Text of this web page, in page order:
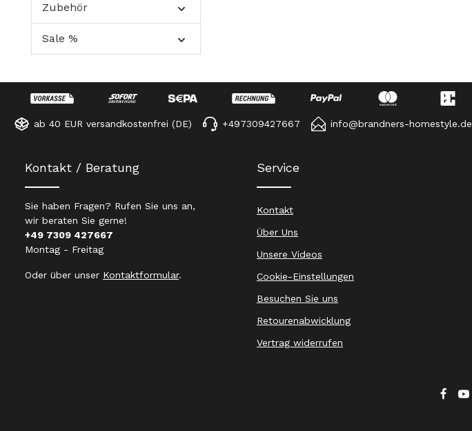
Zubehör
Sale %
ab 40 EUR versandkostenfrei (DE) +497309427667 info@brandners-homestyle.de
Kontakt / Beratung
Sie haben Fragen? Rufen Sie uns an,
wir beraten Sie gerne!
+49 7309 427667
Montag - Freitag
Oder über unser Kontaktformular.
Service
Kontakt
Über Uns
Unsere Videos
Cookie-Einstellungen
Besuchen Sie uns
Retourenabwicklung
Vertrag widerrufen